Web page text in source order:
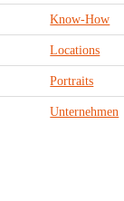
Know-How
Locations
Portraits
Unternehmen